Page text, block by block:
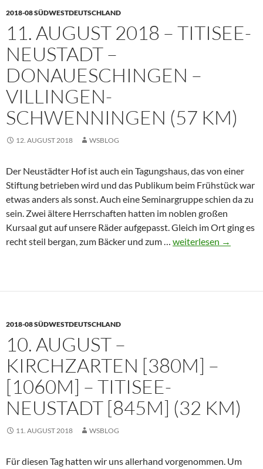
–
Loßburg
(62
km)
2018-08 SÜDWESTDEUTSCHLAND
11. AUGUST 2018 – TITISEE-
NEUSTADT –
DONAUESCHINGEN –
VILLINGEN-
SCHWENNINGEN (57 KM)
12. AUGUST 2018 WSBLOG
Der Neustädter Hof ist auch ein Tagungshaus, das von einer
Stiftung betrieben wird und das Publikum beim Frühstück war
etwas anders als sonst. Auch eine Seminargruppe schien da zu
sein. Zwei ältere Herrschaften hatten im noblen großen
Kursaal gut auf unsere Räder aufgepasst. Gleich im Ort ging es
recht steil bergan, zum Bäcker und zum … 11.
Villingen-
km)
weiterlesen →
2018-08 SÜDWESTDEUTSCHLAND
10. AUGUST –
KIRCHZARTEN [380M] –
[1060M] – TITISEE-
NEUSTADT [845M] (32 KM)
11. AUGUST 2018 WSBLOG
Für diesen Tag hatten wir uns allerhand vorgenommen. Um